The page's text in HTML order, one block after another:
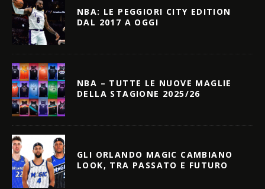
NBA: LE PEGGIORI CITY EDITION
DAL 2017 A OGGI
NBA – TUTTE LE NUOVE MAGLIE
DELLA STAGIONE 2025/26
GLI ORLANDO MAGIC CAMBIANO
LOOK, TRA PASSATO E FUTURO